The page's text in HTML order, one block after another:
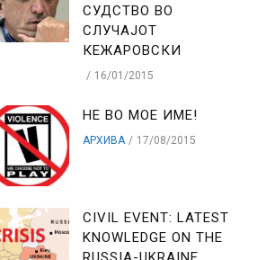
СУДСТВО ВО
СЛУЧАЈОТ
КЕЖАРОВСКИ
16/01/2015
НЕ ВО МОЕ ИМЕ!
АРХИВА 17/08/2015
CIVIL EVENT: LATEST
KNOWLEDGE ON THE
ARCHIVES